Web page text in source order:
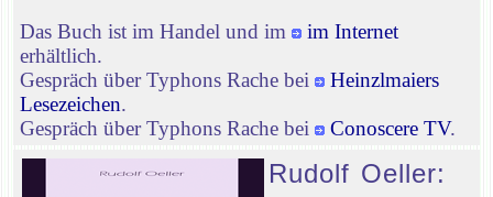
Das Buch ist im Handel und im
im Internet
erhältlich.
Gespräch über Typhons Rache bei
Heinzlmaiers
Lesezeichen.
Gespräch über Typhons Rache bei
Conoscere TV.
Rudolf Oeller: